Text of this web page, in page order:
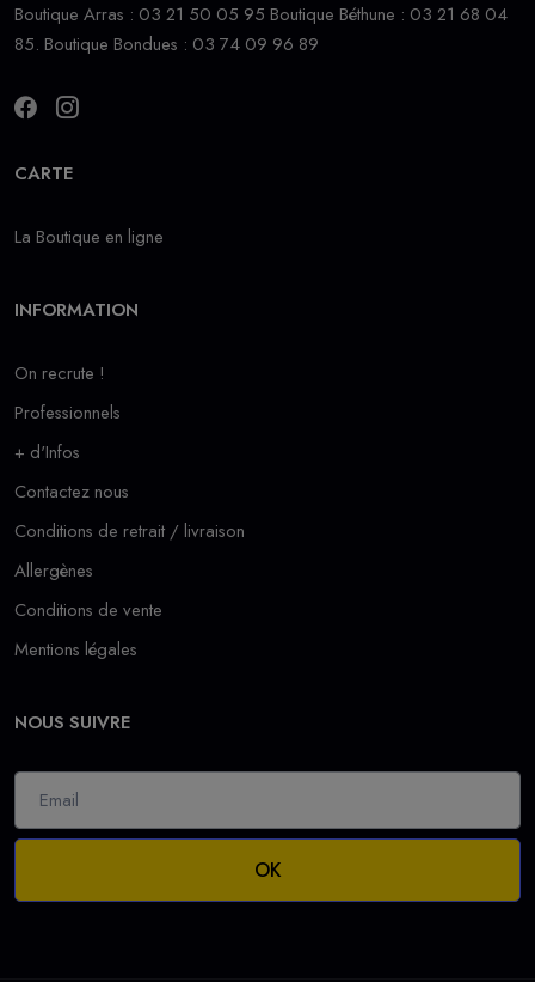
Boutique Arras : 03 21 50 05 95 Boutique Béthune : 03 21 68 04
85. Boutique Bondues : 03 74 09 96 89
CARTE
La Boutique en ligne
INFORMATION
On recrute !
Professionnels
+ d'Infos
Contactez nous
Conditions de retrait / livraison
Allergènes
Conditions de vente
Mentions légales
NOUS SUIVRE
OK